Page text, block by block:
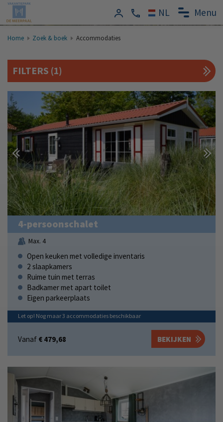
Menu
Home Zoek & boek Accommodaties
FILTERS (1)
4-persoonschalet
Max. 4
Open keuken met volledige inventaris
2 slaapkamers
Ruime tuin met terras
Badkamer met apart toilet
Eigen parkeerplaats
Let op! Nog maar3 accommodaties beschikbaar
Vanaf € 479,68 BEKIJKEN